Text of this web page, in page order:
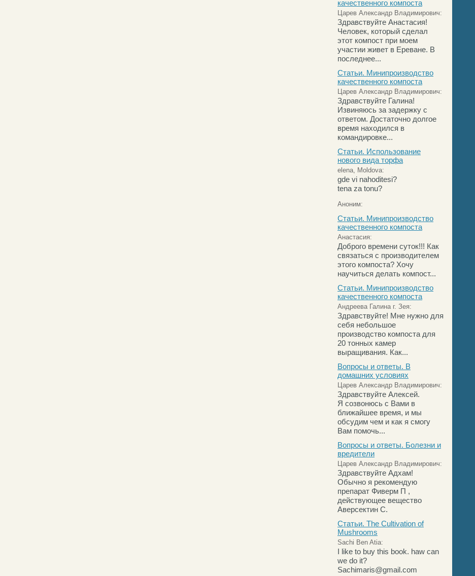
качественного компоста
Царев Александр Владимирович:
Здравствуйте Анастасия!
Человек, который сделал
этот компост при моем
участии живет в Ереване. В
последнее...
Статьи. Минипроизводство
качественного компоста
Царев Александр Владимирович:
Здравствуйте Галина!
Извиняюсь за задержку с
ответом. Достаточно долгое
время находился в
командировке...
Статьи. Использование
нового вида торфа
elena, Moldova:
gde vi nahoditesi?
tena za tonu?
Аноним:
Статьи. Минипроизводство
качественного компоста
Анастасия:
Доброго времени суток!!! Как
связаться с производителем
этого компоста? Хочу
научиться делать компост...
Статьи. Минипроизводство
качественного компоста
Андреева Галина г. Зея:
Здравствуйте! Мне нужно для
себя небольшое
производство компоста для
20 тонных камер
выращивания. Как...
Вопросы и ответы. В
домашних условиях
Царев Александр Владимирович:
Здравствуйте Алексей.
Я созвонюсь с Вами в
ближайшее время, и мы
обсудим чем и как я смогу
Вам помочь...
Вопросы и ответы. Болезни и
вредители
Царев Александр Владимирович:
Здравствуйте Адхам!
Обычно я рекомендую
препарат Фиверм П ,
действующее вещество
Аверсектин С.
Статьи. The Cultivation of
Mushrooms
Sachi Ben Atia:
I like to buy this book. haw can
we do it?
Sachimaris@gmail.com